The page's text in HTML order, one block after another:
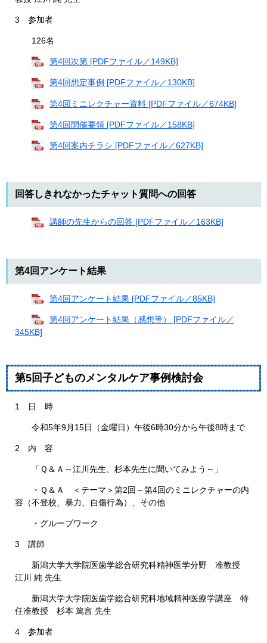
3 参加者
126名
第4回次第 [PDFファイル／149KB]
第4回想定事例 [PDFファイル／130KB]
第4回ミニレクチャー資料 [PDFファイル／674KB]
第4回開催要領 [PDFファイル／158KB]
第4回案内チラシ [PDFファイル／627KB]
回答しきれなかったチャット質問への回答
講師の先生からの回答 [PDFファイル／163KB]
第4回アンケート結果
第4回アンケート結果 [PDFファイル／85KB]
第4回アンケート結果（感想等） [PDFファイル／
345KB]
第5回子どものメンタルケア事例検討会
1 日 時
令和5年9月15日（金曜日）午後6時30分から午後8時まで
2 内 容
「Ｑ＆Ａ～江川先生、杉本先生に聞いてみよう～」
・Ｑ＆Ａ ＜テーマ＞第2回～第4回のミニレクチャーの内
容（不登校、暴力、自傷行為）、その他
・グループワーク
3 講師
新潟大学大学院医歯学総合研究科精神医学分野 准教授
江川 純 先生
新潟大学大学院医歯学総合研究科地域精神医療学講座 特
任准教授 杉本 篤言 先生
4 参加者